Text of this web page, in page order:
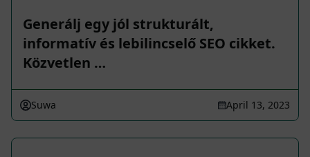
Generálj egy jól strukturált,
informatív és lebilincselő SEO cikket.
Közvetlen …
Suwa April 13, 2023